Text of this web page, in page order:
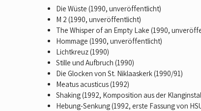
Die Wüste (1990, unveröffentlicht)
M 2 (1990, unveröffentlicht)
The Whisper of an Empty Lake (1990,
Hommage (1990, unveröffentlicht)
Lichtkreuz (1990)
Stille und Aufbruch (1990)
Die Glocken von St. Niklaaskerk (1990/91)
Meatus acusticus (1992)
Shaking (1992, Komposition aus der
Hebung-Senkung (1992, erste Fassung von